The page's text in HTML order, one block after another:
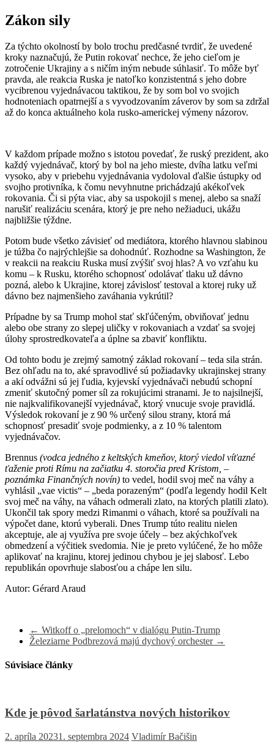
Zákon sily
Za týchto okolností by bolo trochu predčasné tvrdiť, že uvedené
kroky naznačujú, že Putin rokovať nechce, že jeho cieľom je
zotročenie Ukrajiny a s ničím iným nebude súhlasiť. To môže byť
pravda, ale reakcia Ruska je natoľko konzistentná s jeho dobre
vycibrenou vyjednávacou taktikou, že by som bol vo svojich
hodnoteniach opatrnejší a s vyvodzovaním záverov by som sa zdržal
až do konca aktuálneho kola rusko-americkej výmeny názorov.
V každom prípade možno s istotou povedať, že ruský prezident, ako
každý vyjednávač, ktorý by bol na jeho mieste, dvíha latku veľmi
vysoko, aby v priebehu vyjednávania vydoloval ďalšie ústupky od
svojho protivníka, k čomu nevyhnutne prichádzajú akékoľvek
rokovania. Či si pýta viac, aby sa uspokojil s menej, alebo sa snaží
narušiť realizáciu scenára, ktorý je pre neho nežiaduci, ukážu
najbližšie týždne.
Potom bude všetko závisieť od mediátora, ktorého hlavnou slabinou
je túžba čo najrýchlejšie sa dohodnúť. Rozhodne sa Washington, že
v reakcii na reakciu Ruska musí zvýšiť svoj hlas? A vo vzťahu ku
komu – k Rusku, ktorého schopnosť odolávať tlaku už dávno
pozná, alebo k Ukrajine, ktorej závislosť testoval a ktorej ruky už
dávno bez najmenšieho zaváhania vykrútil?
Prípadne by sa Trump mohol stať skľúčeným, obviňovať jednu
alebo obe strany zo slepej uličky v rokovaniach a vzdať sa svojej
úlohy sprostredkovateľa a úplne sa zbaviť konfliktu.
Od tohto bodu je zrejmý samotný základ rokovaní – teda sila strán.
Bez ohľadu na to, aké spravodlivé sú požiadavky ukrajinskej strany
a akí odvážni sú jej ľudia, kyjevskí vyjednávači nebudú schopní
zmeniť skutočný pomer síl za rokujúcimi stranami. Je to najsilnejší,
nie najkvalifikovanejší vyjednávač, ktorý vnucuje svoje pravidlá.
Výsledok rokovaní je z 90 % určený silou strany, ktorá má
schopnosť presadiť svoje podmienky, a z 10 % talentom
vyjednávačov.
Brennus (vodca jedného z keltských kmeňov, ktorý viedol víťazné
ťaženie proti Rímu na začiatku 4. storočia pred Kristom, –
poznámka Finančných novín) to vedel, hodil svoj meč na váhy a
vyhlásil „vae victis“ – „beda porazeným“ (podľa legendy hodil Kelt
svoj meč na váhy, na váhach odmerali zlato, na ktorých platili zlato).
Ukončil tak spory medzi Rimanmi o váhach, ktoré sa používali na
výpočet dane, ktorú vyberali. Dnes Trump túto realitu nielen
akceptuje, ale aj využíva pre svoje účely – bez akýchkoľvek
obmedzení a výčitiek svedomia. Nie je preto vylúčené, že ho môže
aplikovať na krajinu, ktorej jedinou chybou je jej slabosť. Lebo
republikán opovrhuje slabosťou a chápe len silu.
Autor: Gérard Araud
← Witkoff o „prelomoch“ v dialógu Putin-Trump
Železiarne Podbrezová majú dychový orchester →
Súvisiace články
Kde je pôvod šarlatánstva nových historikov
2. apríla 20231. septembra 2024 Vladimír Bačišin